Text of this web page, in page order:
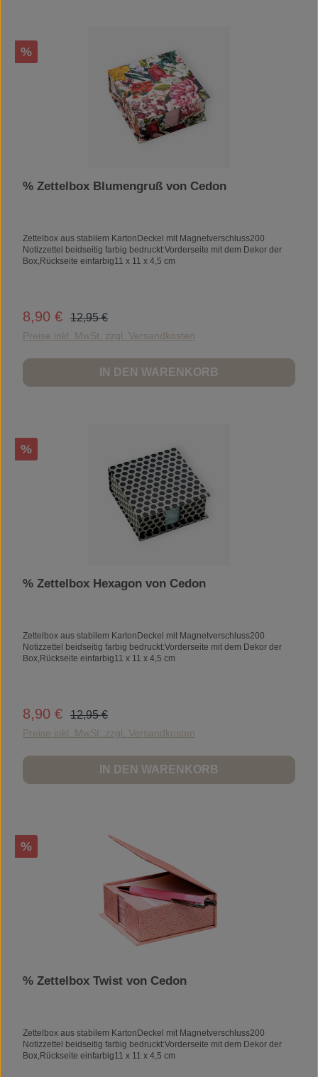
Rabatt
%
% Zettelbox Blumengruß von Cedon
Zettelbox aus stabilem KartonDeckel mit Magnetverschluss200
Notizzettel beidseitig farbig bedruckt:Vorderseite mit dem Dekor der
Box,Rückseite einfarbig11 x 11 x 4,5 cm
Verkaufspreis:
8,90 € Regulärer Preis:
12,95 €
Preise inkl. MwSt. zzgl. Versandkosten
IN DEN WARENKORB
Rabatt
%
% Zettelbox Hexagon von Cedon
Zettelbox aus stabilem KartonDeckel mit Magnetverschluss200
Notizzettel beidseitig farbig bedruckt:Vorderseite mit dem Dekor der
Box,Rückseite einfarbig11 x 11 x 4,5 cm
Verkaufspreis:
8,90 € Regulärer Preis:
12,95 €
Preise inkl. MwSt. zzgl. Versandkosten
IN DEN WARENKORB
Rabatt
%
% Zettelbox Twist von Cedon
Zettelbox aus stabilem KartonDeckel mit Magnetverschluss200
Notizzettel beidseitig farbig bedruckt:Vorderseite mit dem Dekor der
Box,Rückseite einfarbig11 x 11 x 4,5 cm